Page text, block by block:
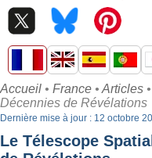
Accueil • France • Articles
Décennies de Révélations
Dernière mise à jour : 12 octobre
Le Télescope